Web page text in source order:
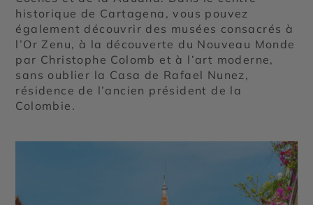
historique de Cartagena, vous pouvez
également découvrir des musées consacrés à
l’Or Zenu, à la découverte du Nouveau Monde
par Christophe Colomb et à l’art moderne,
sans oublier la Casa de Rafael Nunez,
résidence de l’ancien président de la
Colombie.